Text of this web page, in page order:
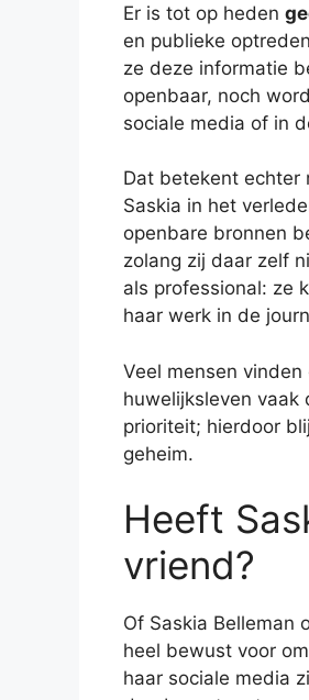
Er is tot op heden
en publieke
ze deze informatie
openbaar, noch
sociale media of in
Dat betekent echter
Saskia in het
openbare bronnen
zolang zij daar zelf
als professional: ze
haar werk in de
Veel mensen
huwelijksleven vaak
prioriteit; hierdoor
geheim.
Heeft
vriend?
Of Saskia Belleman
heel bewust voor om
haar sociale media